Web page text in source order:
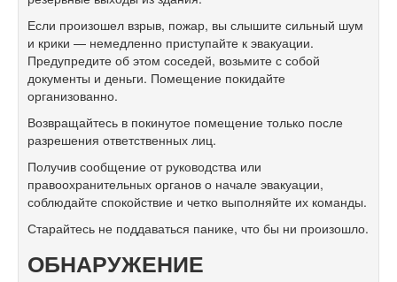
Если произошел взрыв, пожар, вы слышите сильный шум
и крики — немедленно приступайте к эвакуации.
Предупредите об этом соседей, возьмите с собой
документы и деньги. Помещение покидайте
организованно.
Возвращайтесь в покинутое помещение только после
разрешения ответственных лиц.
Получив сообщение от руководства или
правоохранительных органов о начале эвакуации,
соблюдайте спокойствие и четко выполняйте их команды.
Старайтесь не поддаваться панике, что бы ни произошло.
ОБНАРУЖЕНИЕ